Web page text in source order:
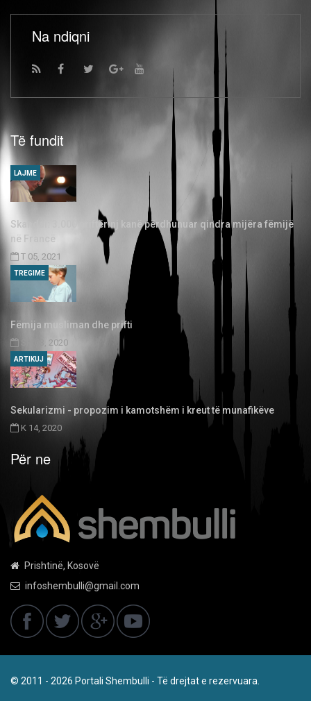
Na ndiqni
Të fundit
Skandal: 3.000 priftërinj kanë përdhunuar qindra mijëra fëmijë
në Francë
T 05, 2021
LAJME
Fëmija musliman dhe prifti
SH 03, 2020
TREGIME
Sekularizmi - propozim i kamotshëm i kreut të munafikëve
K 14, 2020
ARTIKUJ
Për ne
Prishtinë, Kosovë
infoshembulli@gmail.com
© 2011 - 2026 Portali Shembulli - Të drejtat e rezervuara.